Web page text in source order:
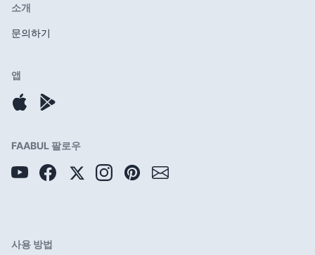
소개
문의하기
앱
FAABUL 팔로우
사용 방법